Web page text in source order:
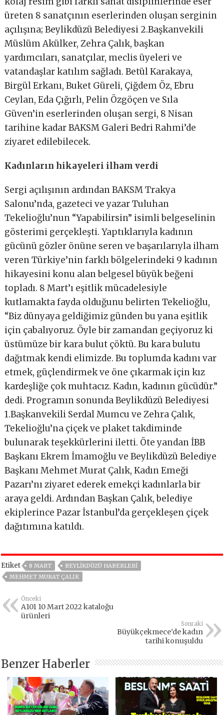
üreten 8 sanatçının eserlerinden oluşan serginin
açılışına; Beylikdüzü Belediyesi 2.Başkanvekili
Müslüm Akülker, Zehra Çalık, başkan
yardımcıları, sanatçılar, meclis üyeleri ve
vatandaşlar katılım sağladı. Betül Karakaya,
Birgül Erkanı, Buket Güreli, Çiğdem Öz, Ebru
Ceylan, Eda Çığırlı, Pelin Özgöçen ve Sıla
Güven’in eserlerinden oluşan sergi, 8 Nisan
tarihine kadar BAKSM Galeri Bedri Rahmi’de
ziyaret edilebilecek.
Kadınların hikayeleri ilham verdi
Sergi açılışının ardından BAKSM Trakya
Salonu’nda, gazeteci ve yazar Tuluhan
Tekelioğlu’nun “Yapabilirsin” isimli belgeselinin
gösterimi gerçekleşti. Yaptıklarıyla kadının
gücünü gözler önüne seren ve başarılarıyla ilham
veren Türkiye’nin farklı bölgelerindeki 9 kadının
hikayesini konu alan belgesel büyük beğeni
topladı. 8 Mart’ı eşitlik mücadelesiyle
kutlamakta fayda olduğunu belirten Tekelioğlu,
“Biz dünyaya geldiğimiz günden bu yana eşitlik
için çabalıyoruz. Öyle bir zamandan geçiyoruz ki
üstümüze bir kara bulut çöktü. Bu kara bulutu
dağıtmak kendi elimizde. Bu toplumda kadını var
etmek, güçlendirmek ve öne çıkarmak için kız
kardeşliğe çok muhtacız. Kadın, kadının gücüdür.”
dedi. Programın sonunda Beylikdüzü Belediyesi
1.Başkanvekili Serdal Mumcu ve Zehra Çalık,
Tekelioğlu’na çiçek ve plaket takdiminde
bulunarak teşekkürlerini iletti. Öte yandan İBB
Başkanı Ekrem İmamoğlu ve Beylikdüzü Belediye
Başkanı Mehmet Murat Çalık, Kadın Emeği
Pazarı’nı ziyaret ederek emekçi kadınlarla bir
araya geldi. Ardından Başkan Çalık, belediye
ekiplerince Pazar İstanbul’da gerçekleşen çiçek
dağıtımına katıldı.
Etiket 8 MART
BEYLIKDÜZÜ HABERLERI
MEHMET MURAT ÇALIK
Önceki
A101 10 Mart 2022 kataloğu
ürünleri
Sonraki
Büyükçekmece’de kadın
tarihi konuşuldu
Benzer Haberler